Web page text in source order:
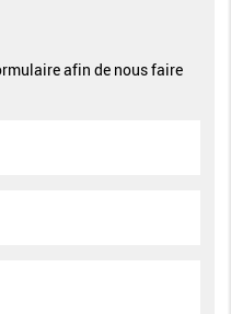
afin de nous faire